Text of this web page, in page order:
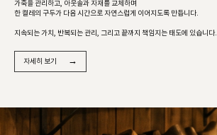
가죽을 관리하고, 아웃솔과 자재를 교체하며
한 켤레의 구두가 다음 시간으로 자연스럽게 이어지도록 만듭니다.
지속되는 가치, 반복되는 관리, 그리고 끝까지 책임지는 태도에 있습니다.
자세히 보기 →